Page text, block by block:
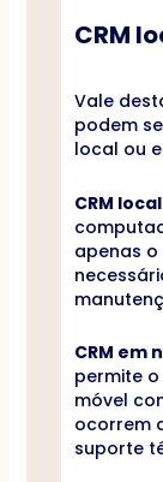
CRM
Vale
podem
local ou
CRM
apenas o
CRM em
permite
móvel
ocorrem
suporte